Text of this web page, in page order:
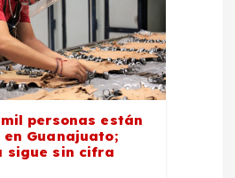
personas están
en Guanajuato;
sigue sin cifra